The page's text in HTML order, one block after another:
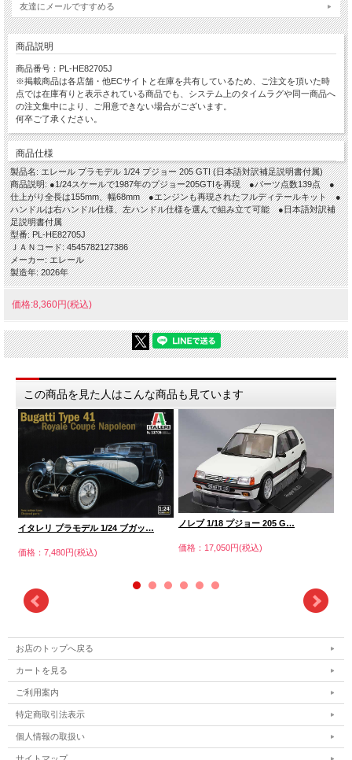
友達にメールですすめる
商品説明
商品番号：PL-HE82705J
※掲載商品は各店舗・他ECサイトと在庫を共有しているため、ご注文を頂いた時
点では在庫有りと表示されている商品でも、システム上のタイムラグや同一商品へ
の注文集中により、ご用意できない場合がございます。
何卒ご了承ください。
商品仕様
製品名: エレール プラモデル 1/24 プジョー 205 GTI (日本語対訳補足説明書付属)
商品説明: ●1/24スケールで1987年のプジョー205GTIを再現 ●パーツ点数139点 ●
仕上がり全長は155mm、幅68mm ●エンジンも再現されたフルディテールキット ●
ハンドルは右ハンドル仕様、左ハンドル仕様を選んで組み立て可能 ●日本語対訳補
足説明書付属
型番: PL-HE82705J
ＪＡＮコード: 4545782127386
メーカー: エレール
製造年: 2026年
価格:8,360円(税込)
この商品を見た人はこんな商品も見ています
イタレリ プラモデル 1/24 ブガッ…
価格：7,480円(税込)
ノレブ 1/18 プジョー 205 G…
価格：17,050円(税込)
お店のトップへ戻る
カートを見る
ご利用案内
特定商取引法表示
個人情報の取扱い